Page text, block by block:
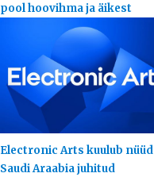
pool hoovihma ja äikest
Electronic Arts kuulub nüüd
Saudi Araabia juhitud